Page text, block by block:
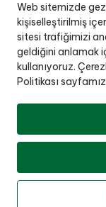
Web sitemizde
kişiselleştirilmiş
sitesi trafiğimizi
geldiğini anlamak
kullanıyoruz.
Politikası
adamıştır.
2.000 m2 kapalı
4000 m2 kapalı
müşteri istekleri
kaliteden taviz
üretim
Copyright